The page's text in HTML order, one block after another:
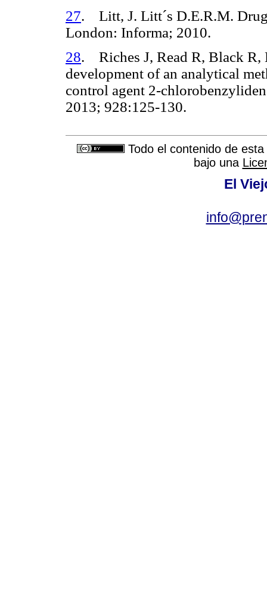
27. Litt, J. Litt´s D.E.R.M. Drug
London: Informa; 2010.
28. Riches J, Read R, Black R,
development of an analytical
control agent 2-
2013; 928:125-130.
Todo el contenido de
bajo una
El